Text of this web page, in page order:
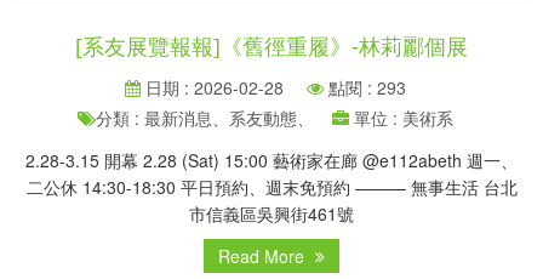
[系友展覽報報]《舊徑重履》-林莉酈個展
日期 : 2026-02-28
點閱 : 293
分類 : 最新消息、系友動態、
單位 : 美術系
2.28-3.15 開幕 2.28 (Sat) 15:00 藝術家在廊 @e112abeth 週一、
二公休 14:30-18:30 平日預約、週末免預約 ——— 無事生活 台北
市信義區吳興街461號
Read More